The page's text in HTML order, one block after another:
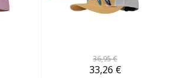
36,95 €
33,26 €